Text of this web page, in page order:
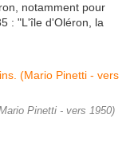
notamment pour
: "L'île d'Oléron, la
Pinetti - vers 1950)